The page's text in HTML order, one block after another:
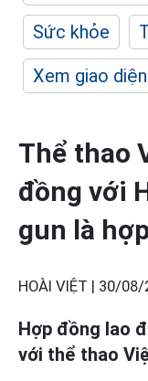
Sức khỏe
Xem giao
Thể thao
đồng với
gun là
HOÀI VIỆT | 30/08/
Hợp đồng lao
với thể thao